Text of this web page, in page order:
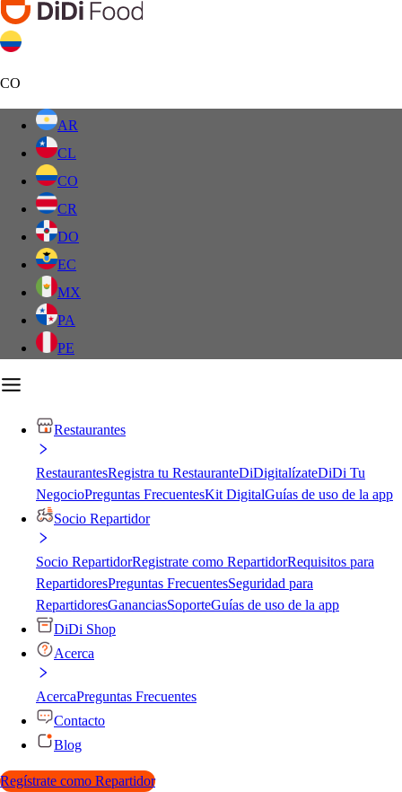
CO
AR
CL
CO
CR
DO
EC
MX
PA
PE
Restaurantes
RestaurantesRegistra tu RestauranteDiDigitalízateDiDi Tu
NegocioPreguntas FrecuentesKit DigitalGuías de uso de la app
Socio Repartidor
Socio RepartidorRegistrate como RepartidorRequisitos para
RepartidoresPreguntas FrecuentesSeguridad para
RepartidoresGananciasSoporteGuías de uso de la app
DiDi Shop
Acerca
AcercaPreguntas Frecuentes
Contacto
Blog
Regístrate como Repartidor